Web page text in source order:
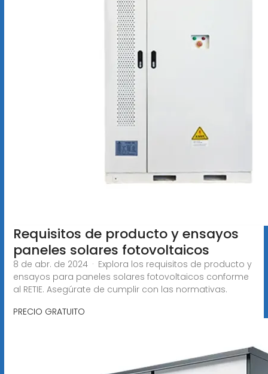
Requisitos de producto y ensayos
paneles solares fotovoltaicos
8 de abr. de 2024 · Explora los requisitos de producto y
ensayos para paneles solares fotovoltaicos conforme
al RETIE. Asegúrate de cumplir con las normativas.
PRECIO GRATUITO